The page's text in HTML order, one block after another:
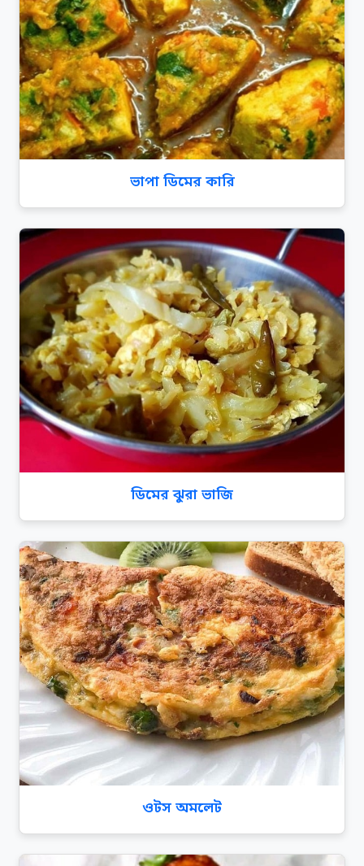
ভাপা ডিমের কারি
ডিমের ঝুরা ভাজি
ওটস অমলেট